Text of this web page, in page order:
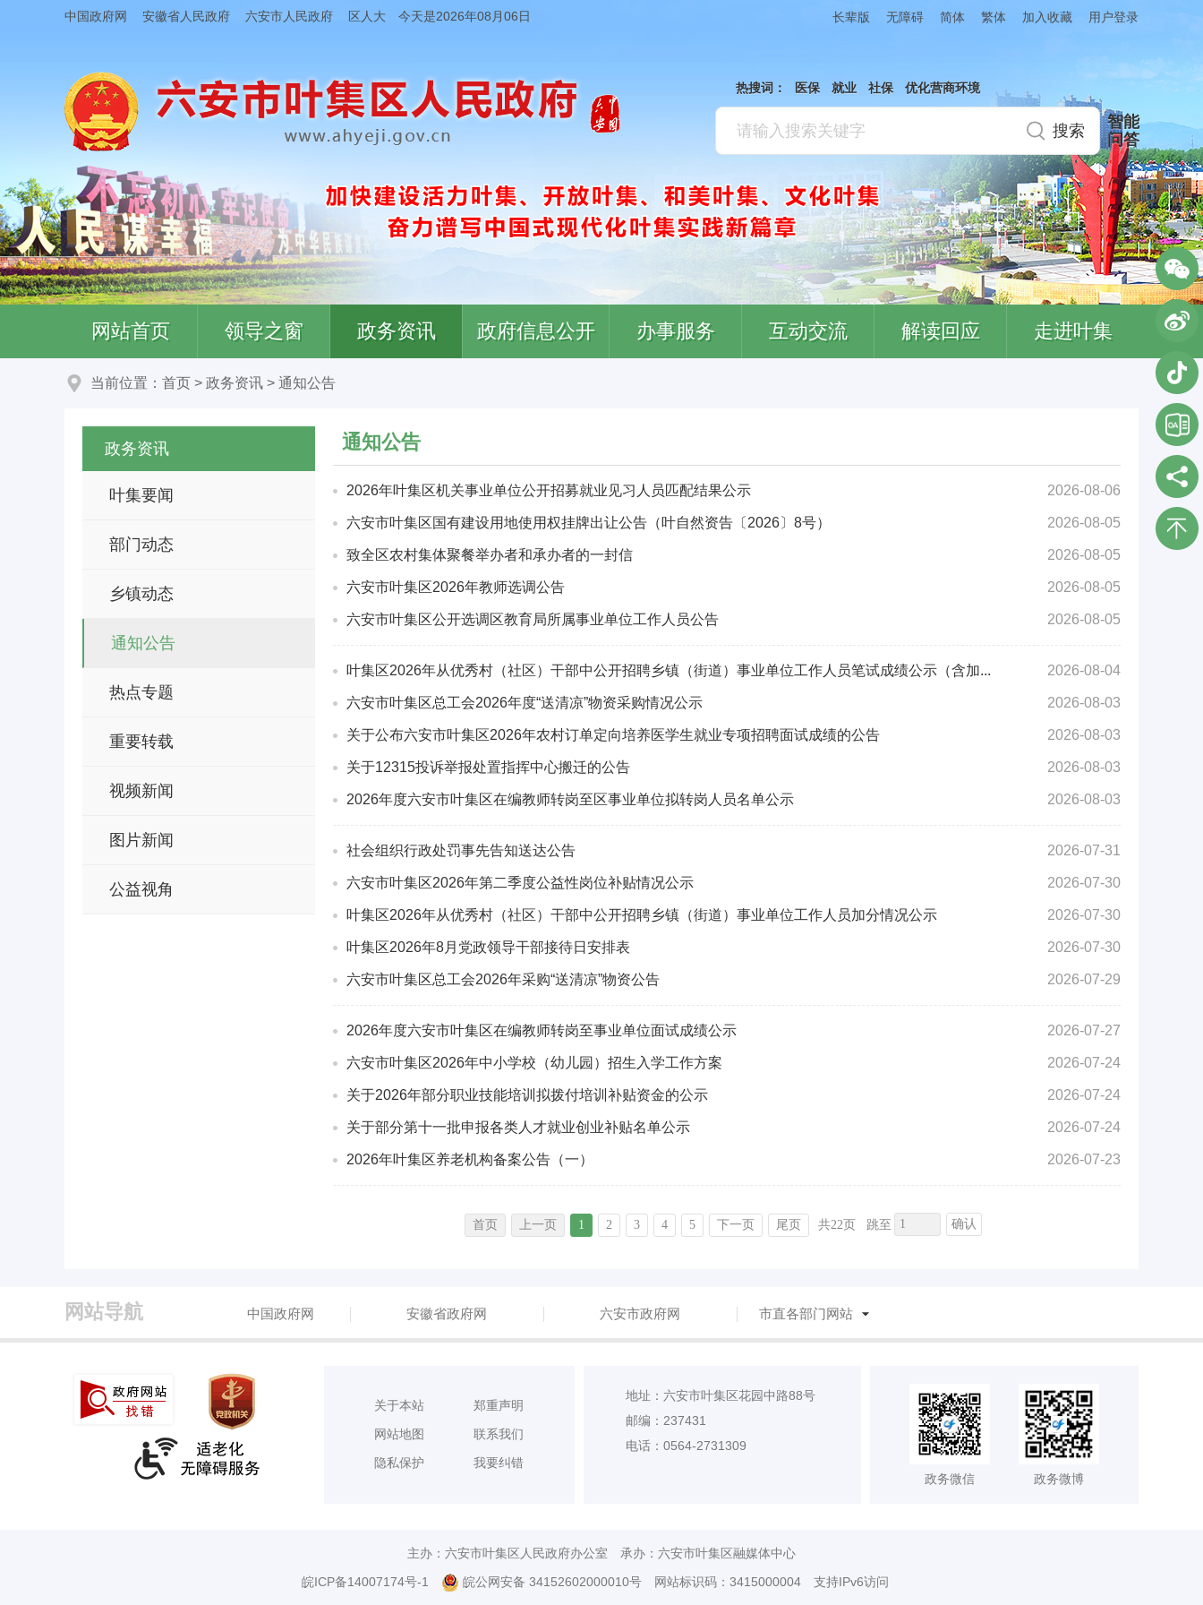
中国政府网 安徽省人民政府 六安市人民政府 区人大 今天是2026年08月06日 长辈版 无障碍 简体 繁体 加入收藏 用户登录
热搜词： 医保 就业 社保 优化营商环境
智能
问答
网站首页 领导之窗 政务资讯 政府信息公开 办事服务 互动交流 解读回应 走进叶集
当前位置： 首页 > 政务资讯 > 通知公告
政务资讯
叶集要闻
部门动态
乡镇动态
通知公告
热点专题
重要转载
视频新闻
图片新闻
公益视角
通知公告
2026-08-06
2026年叶集区机关事业单位公开招募就业见习人员匹配结果公示
2026-08-05
六安市叶集区国有建设用地使用权挂牌出让公告（叶自然资告〔2026〕8号）
2026-08-05
致全区农村集体聚餐举办者和承办者的一封信
2026-08-05
六安市叶集区2026年教师选调公告
2026-08-05
六安市叶集区公开选调区教育局所属事业单位工作人员公告
2026-08-04
叶集区2026年从优秀村（社区）干部中公开招聘乡镇（街道）事业单位工作人员笔试成绩公示（含加...
2026-08-03
六安市叶集区总工会2026年度“送清凉”物资采购情况公示
2026-08-03
关于公布六安市叶集区2026年农村订单定向培养医学生就业专项招聘面试成绩的公告
2026-08-03
关于12315投诉举报处置指挥中心搬迁的公告
2026-08-03
2026年度六安市叶集区在编教师转岗至区事业单位拟转岗人员名单公示
2026-07-31
社会组织行政处罚事先告知送达公告
2026-07-30
六安市叶集区2026年第二季度公益性岗位补贴情况公示
2026-07-30
叶集区2026年从优秀村（社区）干部中公开招聘乡镇（街道）事业单位工作人员加分情况公示
2026-07-30
叶集区2026年8月党政领导干部接待日安排表
2026-07-29
六安市叶集区总工会2026年采购“送清凉”物资公告
2026-07-27
2026年度六安市叶集区在编教师转岗至事业单位面试成绩公示
2026-07-24
六安市叶集区2026年中小学校（幼儿园）招生入学工作方案
2026-07-24
关于2026年部分职业技能培训拟拨付培训补贴资金的公示
2026-07-24
关于部分第十一批申报各类人才就业创业补贴名单公示
2026-07-23
2026年叶集区养老机构备案公告（一）
首页 上一页 1 2 3 4 5 下一页 尾页 共22页 跳至 确认
网站导航 中国政府网 安徽省政府网 六安市政府网 市直各部门网站
关于本站
郑重声明
网站地图
联系我们
隐私保护
我要纠错
地址：六安市叶集区花园中路88号
邮编：237431
电话：0564-2731309
政务微信 政务微博
主办：六安市叶集区人民政府办公室
承办：六安市叶集区融媒体中心
皖ICP备14007174号-1
皖公网安备 34152602000010号 网站标识码：3415000004 支持IPv6访问